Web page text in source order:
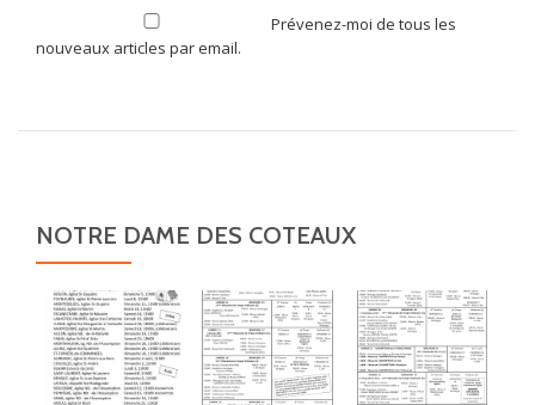
Prévenez-moi de tous les
nouveaux articles par email.
NOTRE DAME DES COTEAUX